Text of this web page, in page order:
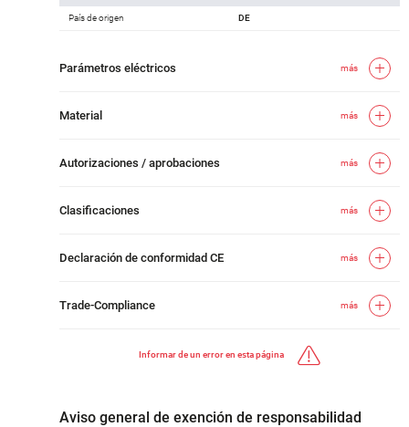
País de origen DE
Parámetros eléctricos más
Material más
Autorizaciones / aprobaciones más
Clasificaciones más
Declaración de conformidad CE más
Trade-Compliance más
Informar de un error en esta página
Aviso general de exención de responsabilidad